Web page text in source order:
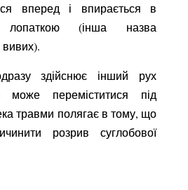
вперед і впирається в
лопаткою (інша назва
вивих).
здійснює інший рух
може переміститися під
травми полягає в тому, що
розрив суглобової